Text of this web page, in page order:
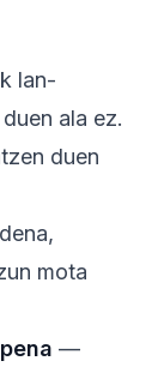
lan-
ala ez.
duen
mota
—